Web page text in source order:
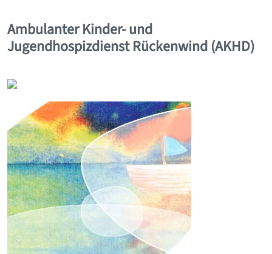
Ambulanter Kinder- und
Jugendhospizdienst Rückenwind (AKHD)